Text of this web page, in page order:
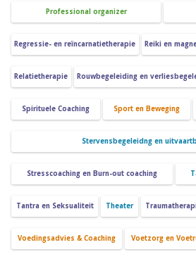
Professional organizer
Regressie- en reïncarnatietherapie Reiki en
Relatietherapie Rouwbegeleiding en
Spirituele Coaching Sport en Beweging
Stervensbegeleidng en
Stresscoaching en Burn-out coaching
Tantra en Seksualiteit Theater
Voedingsadvies & Coaching Voetzorg en